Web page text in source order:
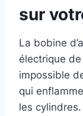
sur
La bobine
électrique
impossible
qui
les